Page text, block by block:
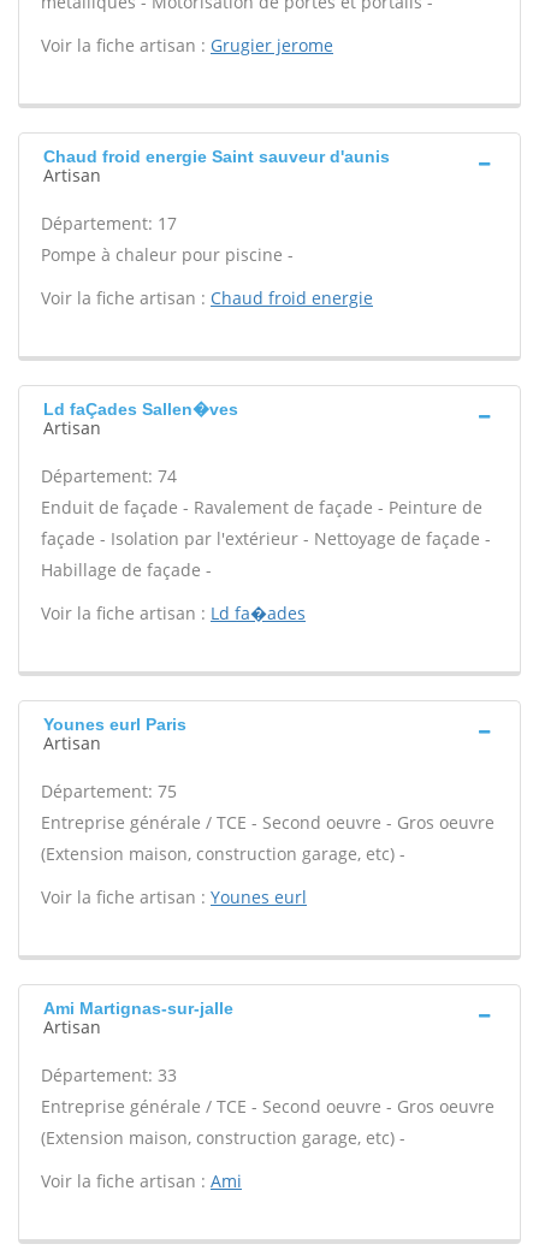
Voir la fiche artisan : Grugier jerome
Chaud froid energie Saint sauveur d'aunis
Artisan
Département: 17
Pompe à chaleur pour piscine -
Voir la fiche artisan : Chaud froid energie
Ld faÇades Sallen�ves
Artisan
Département: 74
Enduit de façade - Ravalement de façade - Peinture de
façade - Isolation par l'extérieur - Nettoyage de façade -
Habillage de façade -
Voir la fiche artisan : Ld fa�ades
Younes eurl Paris
Artisan
Département: 75
Entreprise générale / TCE - Second oeuvre - Gros oeuvre
(Extension maison, construction garage, etc) -
Voir la fiche artisan : Younes eurl
Ami Martignas-sur-jalle
Artisan
Département: 33
Entreprise générale / TCE - Second oeuvre - Gros oeuvre
(Extension maison, construction garage, etc) -
Voir la fiche artisan : Ami